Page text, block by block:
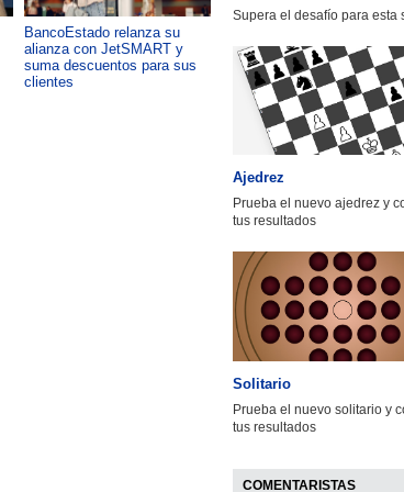
BancoEstado relanza su
alianza con JetSMART y
suma descuentos para sus
clientes
desarrollo país: OTIC de la
CChC lanza podcast sobre el
impacto de formar talento
Supera el desafío para esta
Ajedrez
Prueba el nuevo ajedrez y
tus resultados
Solitario
Prueba el nuevo solitario y
tus resultados
COMENTARISTAS